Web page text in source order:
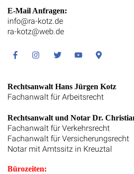
E-Mail Anfragen:
info@ra-kotz.de
ra-kotz@web.de
FacebookInstagramTwitter YoutubeGoogle
Rechtsanwalt Hans Jürgen Kotz
Fachanwalt für Arbeitsrecht
Rechtsanwalt und Notar Dr.
Fachanwalt für Verkehrsrecht
Fachanwalt für Versicherungsrecht
Notar mit Amtssitz in Kreuztal
Bürozeiten: